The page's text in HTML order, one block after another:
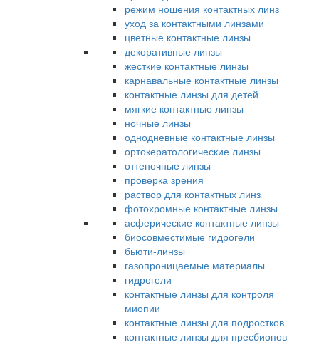
режим ношения контактных линз
уход за контактными линзами
цветные контактные линзы
декоративные линзы
жесткие контактные линзы
карнавальные контактные линзы
контактные линзы для детей
мягкие контактные линзы
ночные линзы
однодневные контактные линзы
ортокератологические линзы
оттеночные линзы
проверка зрения
раствор для контактных линз
фотохромные контактные линзы
асферические контактные линзы
биосовместимые гидрогели
бьюти-линзы
газопроницаемые материалы
гидрогели
контактные линзы для контроля
миопии
контактные линзы для подростков
контактные линзы для пресбиопов